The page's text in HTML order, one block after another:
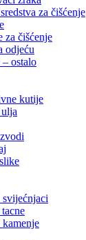
za čišćenje
za čišćenje
odjeću
– ostalo
kutije
svijećnjaci